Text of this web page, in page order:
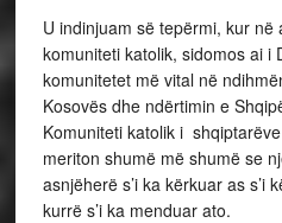
U indinjuam së tepërmi, kur
komuniteti katolik, sidomos ai i
komunitetet më vital në
Kosovës dhe ndërtimin e
Komuniteti katolik i
meriton shumë më shumë se
asnjëherë s’i ka kërkuar as s’i
kurrë s’i ka menduar ato.